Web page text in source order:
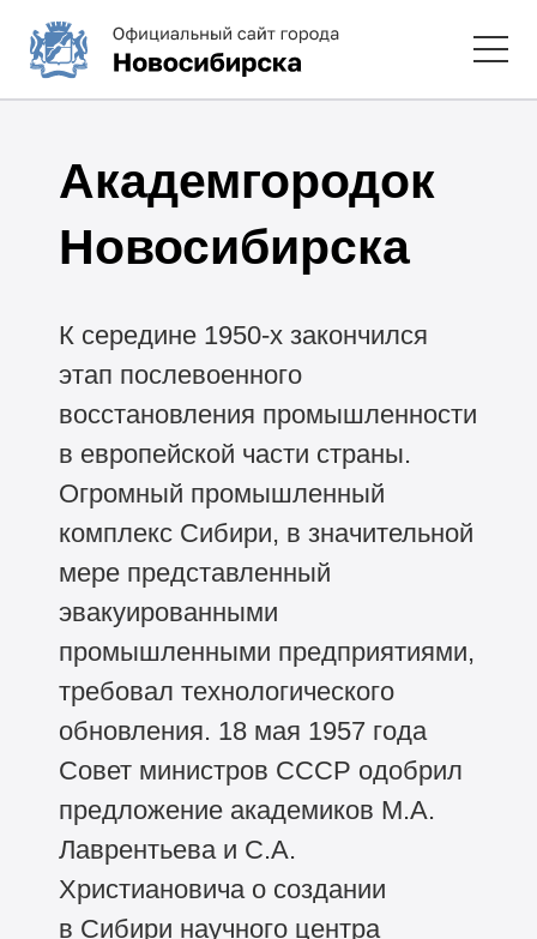
Академгородок
Новосибирска
К середине 1950-хзакончился
этап послевоенного
восстановления промышленности
в европейской части страны.
Огромный промышленный
комплекс Сибири, в значительной
мере представленный
эвакуированными
промышленными предприятиями,
требовал технологического
обновления. 18 мая 1957 года
Совет министров СССР одобрил
предложение академиков М.А.
Лаврентьева и С.А.
Христиановича о создании
в Сибири научного центра